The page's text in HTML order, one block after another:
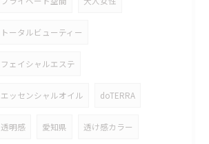
トータルビューティー
フェイシャルエステ
エッセンシャルオイル doTERRA
透明感 愛知県 透け感カラー